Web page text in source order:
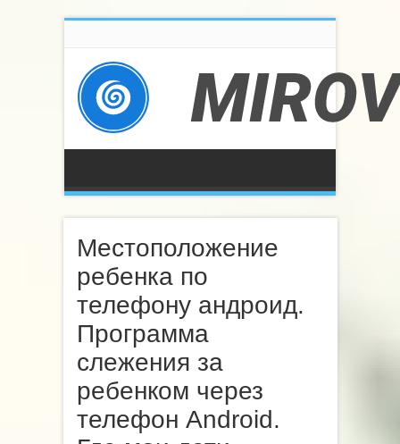
Местоположение
ребенка по
телефону андроид.
Программа
слежения за
ребенком через
телефон Android.